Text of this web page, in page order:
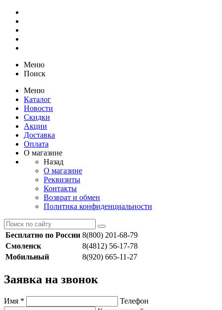
Меню
Поиск
Меню
Каталог
Новости
Скидки
Акции
Доставка
Оплата
О магазине
Назад
О магазине
Реквизиты
Контакты
Возврат и обмен
Политика конфиденциальности
Бесплатно по России 8(800) 201-68-79
Смоленск
8(4812) 56-17-78
Мобильный
8(920) 665-11-27
Заявка на звонок
Имя *
Телефон